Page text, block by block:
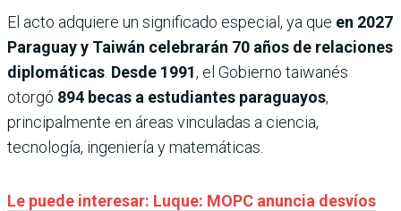
El acto adquiere un significado especial, ya que en 2027
Paraguay y Taiwán celebrarán 70 años de relaciones
diplomáticas Desde 1991, el Gobierno taiwanés
otorgó 894 becas a estudiantes paraguayos,
principalmente en áreas vinculadas a ciencia,
tecnología, ingeniería y matemáticas.
Le puede interesar: Luque: MOPC anuncia desvíos